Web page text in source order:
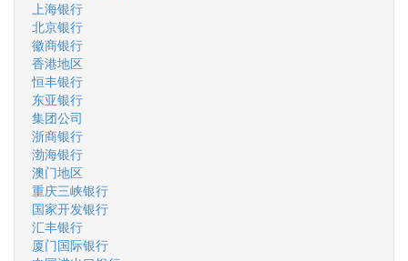
上海银行
北京银行
徽商银行
香港地区
恒丰银行
东亚银行
集团公司
浙商银行
渤海银行
澳门地区
重庆三峡银行
国家开发银行
汇丰银行
厦门国际银行